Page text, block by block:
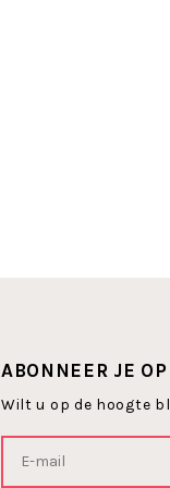
ABONNEER JE
Wilt u op de hoogte